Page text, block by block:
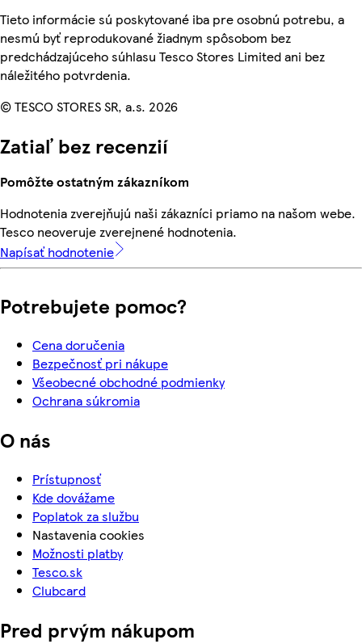
Tieto informácie sú poskytované iba pre osobnú potrebu, a
nesmú byť reprodukované žiadnym spôsobom bez
predchádzajúceho súhlasu Tesco Stores Limited ani bez
náležitého potvrdenia.
© TESCO STORES SR, a.s. 2026
Zatiaľ bez recenzií
Pomôžte ostatným zákazníkom
Hodnotenia zverejňujú naši zákazníci priamo na našom webe.
Tesco neoveruje zverejnené hodnotenia.
Napísať hodnotenie
Potrebujete pomoc?
Cena doručenia
Bezpečnosť pri nákupe
Všeobecné obchodné podmienky
Ochrana súkromia
O nás
Prístupnosť
Kde dovážame
Poplatok za službu
Nastavenia cookies
Možnosti platby
Tesco.sk
Clubcard
Pred prvým nákupom